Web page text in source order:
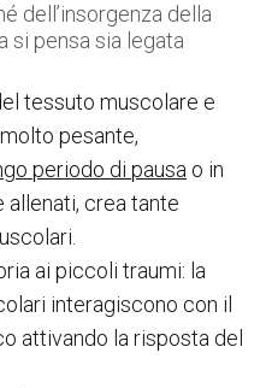
dell’insorgenza della
si pensa sia legata
tessuto muscolare e
pesante,
periodo di pausa o in
crea tante
ai piccoli traumi: la
interagiscono con il
attivando la risposta del